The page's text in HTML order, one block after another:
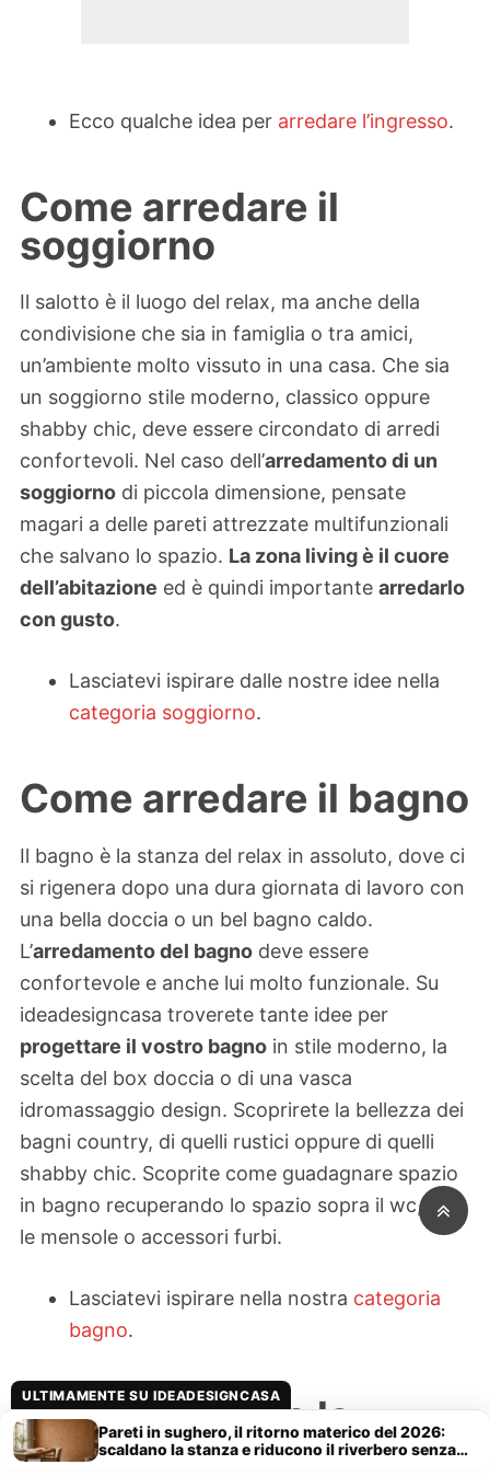
Ecco qualche idea per arredare l’ingresso.
Come arredare il
soggiorno
Il salotto è il luogo del relax, ma anche della
condivisione che sia in famiglia o tra amici,
un’ambiente molto vissuto in una casa. Che sia
un soggiorno stile moderno, classico oppure
shabby chic, deve essere circondato di arredi
confortevoli. Nel caso dell’arredamento di un
soggiorno di piccola dimensione, pensate
magari a delle pareti attrezzate multifunzionali
che salvano lo spazio. La zona living è il cuore
dell’abitazione ed è quindi importante arredarlo
con gusto.
Lasciatevi ispirare dalle nostre idee nella
categoria soggiorno.
Come arredare il bagno
Il bagno è la stanza del relax in assoluto, dove ci
si rigenera dopo una dura giornata di lavoro con
una bella doccia o un bel bagno caldo.
L’arredamento del bagno deve essere
confortevole e anche lui molto funzionale. Su
ideadesigncasa troverete tante idee per
progettare il vostro bagno in stile moderno, la
scelta del box doccia o di una vasca
idromassaggio design. Scoprirete la bellezza dei
bagni country, di quelli rustici oppure di quelli
shabby chic. Scoprite come guadagnare spazio
in bagno recuperando lo spazio sopra il wc, con
le mensole o accessori furbi.
Lasciatevi ispirare nella nostra categoria
bagno.
Come arredare la
camera da letto
ULTIMAMENTE SU IDEADESIGNCASA
Pareti in sughero, il ritorno materico del 2026:
scaldano la stanza e riducono il riverbero senza